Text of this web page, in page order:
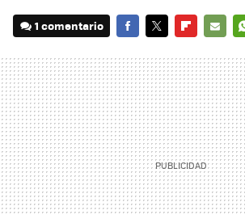
1 comentario
MAIL